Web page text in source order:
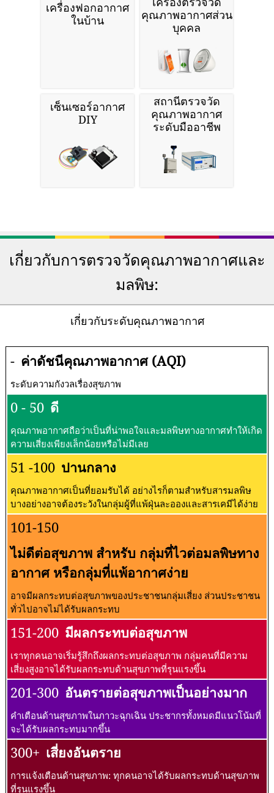
เครื่องฟอกอากาศ
ในบ้าน
คุณภาพอากาศส่วน
บุคคล
เซ็นเซอร์อากาศ
DIY
สถานีตรวจวัด
คุณภาพอากาศ
ระดับมืออาชีพ
เกี่ยวกับการตรวจวัดคุณภาพอากาศและ
มลพิษ:
เกี่ยวกับระดับคุณภาพอากาศ
- ค่าดัชนีคุณภาพอากาศ (AQI)
ระดับความกังวลเรื่องสุขภาพ
0 - 50 ดี
คุณภาพอากาศถือว่าเป็นที่น่าพอใจและมลพิษทางอากาศทำให้เกิด
ความเสี่ยงเพียงเล็กน้อยหรือไม่มีเลย
51 -100 ปานกลาง
คุณภาพอากาศเป็นที่ยอมรับได้ อย่างไรก็ตามสำหรับสารมลพิษ
บางอย่างอาจต้องระวังในกลุ่มผู้ที่แพ้ฝุ่นละอองและสารเคมีได้ง่าย
101-150
ไม่ดีต่อสุขภาพ สำหรับ กลุ่มที่ไวต่อมลพิษทาง
อากาศ หรือกลุ่มที่แพ้อากาศง่าย
อาจมีผลกระทบต่อสุขภาพของประชาชนกลุ่มเสี่ยง ส่วนประชาชน
ทั่วไปอาจไม่ได้รับผลกระทบ
151-200 มีผลกระทบต่อสุขภาพ
เราทุกคนอาจเริ่มรู้สึกถึงผลกระทบต่อสุขภาพ กลุ่มคนที่มีความ
เสี่ยงสูงอาจได้รับผลกระทบด้านสุขภาพที่รุนแรงขึ้น
201-300 อันตรายต่อสุขภาพเป็นอย่างมาก
คำเตือนด้านสุขภาพในภาวะฉุกเฉิน ประชากรทั้งหมดมีแนวโน้มที่
จะได้รับผลกระทบมากขึ้น
300+ เสี่ยงอันตราย
การแจ้งเตือนด้านสุขภาพ: ทุกคนอาจได้รับผลกระทบด้านสุขภาพ
ที่รุนแรงขึ้น